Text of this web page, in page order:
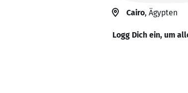
Cairo, Ägypten
Logg Dich ein, um